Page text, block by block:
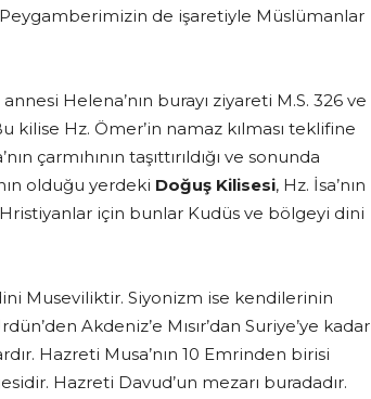
Peygamberimizin de işaretiyle Müslümanlar
Helena’nın burayı ziyareti M.S. 326 ve
kilise Hz. Ömer’in namaz kılması teklifine
çarmıhının taşıttırıldığı ve sonunda
olduğu yerdeki Doğuş Kilisesi, Hz. İsa’nın
için bunlar Kudüs ve bölgeyi dini
Museviliktir. Siyonizm ise kendilerinin
Akdeniz’e Mısır’dan Suriye’ye kadar
Hazreti Musa’nın 10 Emrinden birisi
Hazreti Davud’un mezarı buradadır.